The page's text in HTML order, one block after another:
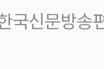
국신문방송